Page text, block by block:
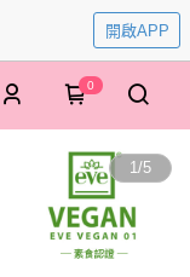
開啟APP
0
1/5